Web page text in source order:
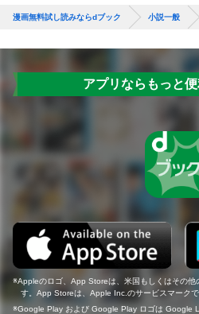
漫画無料試し読みならdブック 小説一般
アプリならもっと便
Appleのロゴ、App Storeは、米国もしくはその
す。App Storeは、Apple Inc.のサービスマークで
Google Play および Google Play ロゴは Google